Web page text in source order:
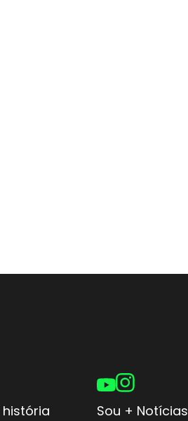
Sou + Notícias